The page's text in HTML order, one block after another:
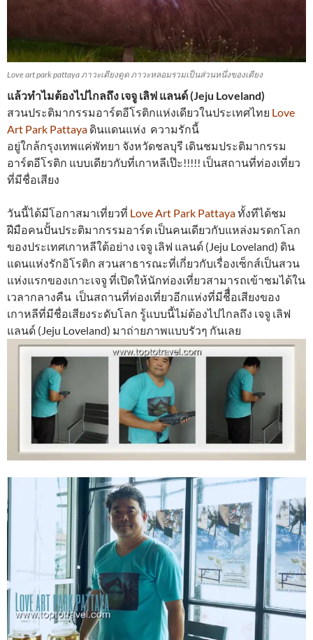
Love art park pattaya ภาวะเตียงดูด ภาวะหลอมรวมเป็นส่วนหนึ่งของเตียง
แล้วทำไมต้องไปไกลถึง เจจู เลิฟ แลนด์ (Jeju Loveland)
สวนประติมากรรมอาร์ตอีโรติกแห่งเดียวในประเทศไทย Love
Art Park Pattaya ดินแดนแห่ง ความรักนี้
อยู่ใกล้กรุงเทพแค่พัทยา จังหวัดชลบุรี เดินชมประติมากรรม
อาร์ตอีโรติก แบบเดียวกับที่เกาหลีเป๊ะ!!!!! เป็นสถานที่ท่องเที่ยว
ที่มีชื่อเสียง
วันนี้ได้มีโอกาสมาเที่ยวที่ Love Art Park Pattayaทั้งทีได้ชม
ฝีมือคนปั้นประติมากรรมอาร์ต เป็นคนเดียวกับแหล่งมรดกโลก
ของประเทศเกาหลีใต้อย่าง เจจู เลิฟ แลนด์ (Jeju Loveland) ดิน
แดนแห่งรักอิโรติก สวนสาธารณะที่เกี่ยวกับเรื่องเซ็กส์เป็นสวน
แห่งแรกของเกาะเจจู ที่เปิดให้นักท่องเที่ยวสามารถเข้าชมได้ใน
เวลากลางคืน เป็นสถานที่ท่องเที่ยวอีกแห่งที่มีชืื่อเสียงของ
เกาหลีที่มีชื่อเสียงระดับโลก รู้แบบนี้ไม่ต้องไปไกลถึง เจจู เลิฟ
แลนด์ (Jeju Loveland) มาถ่ายภาพแบบรัวๆ กันเลย